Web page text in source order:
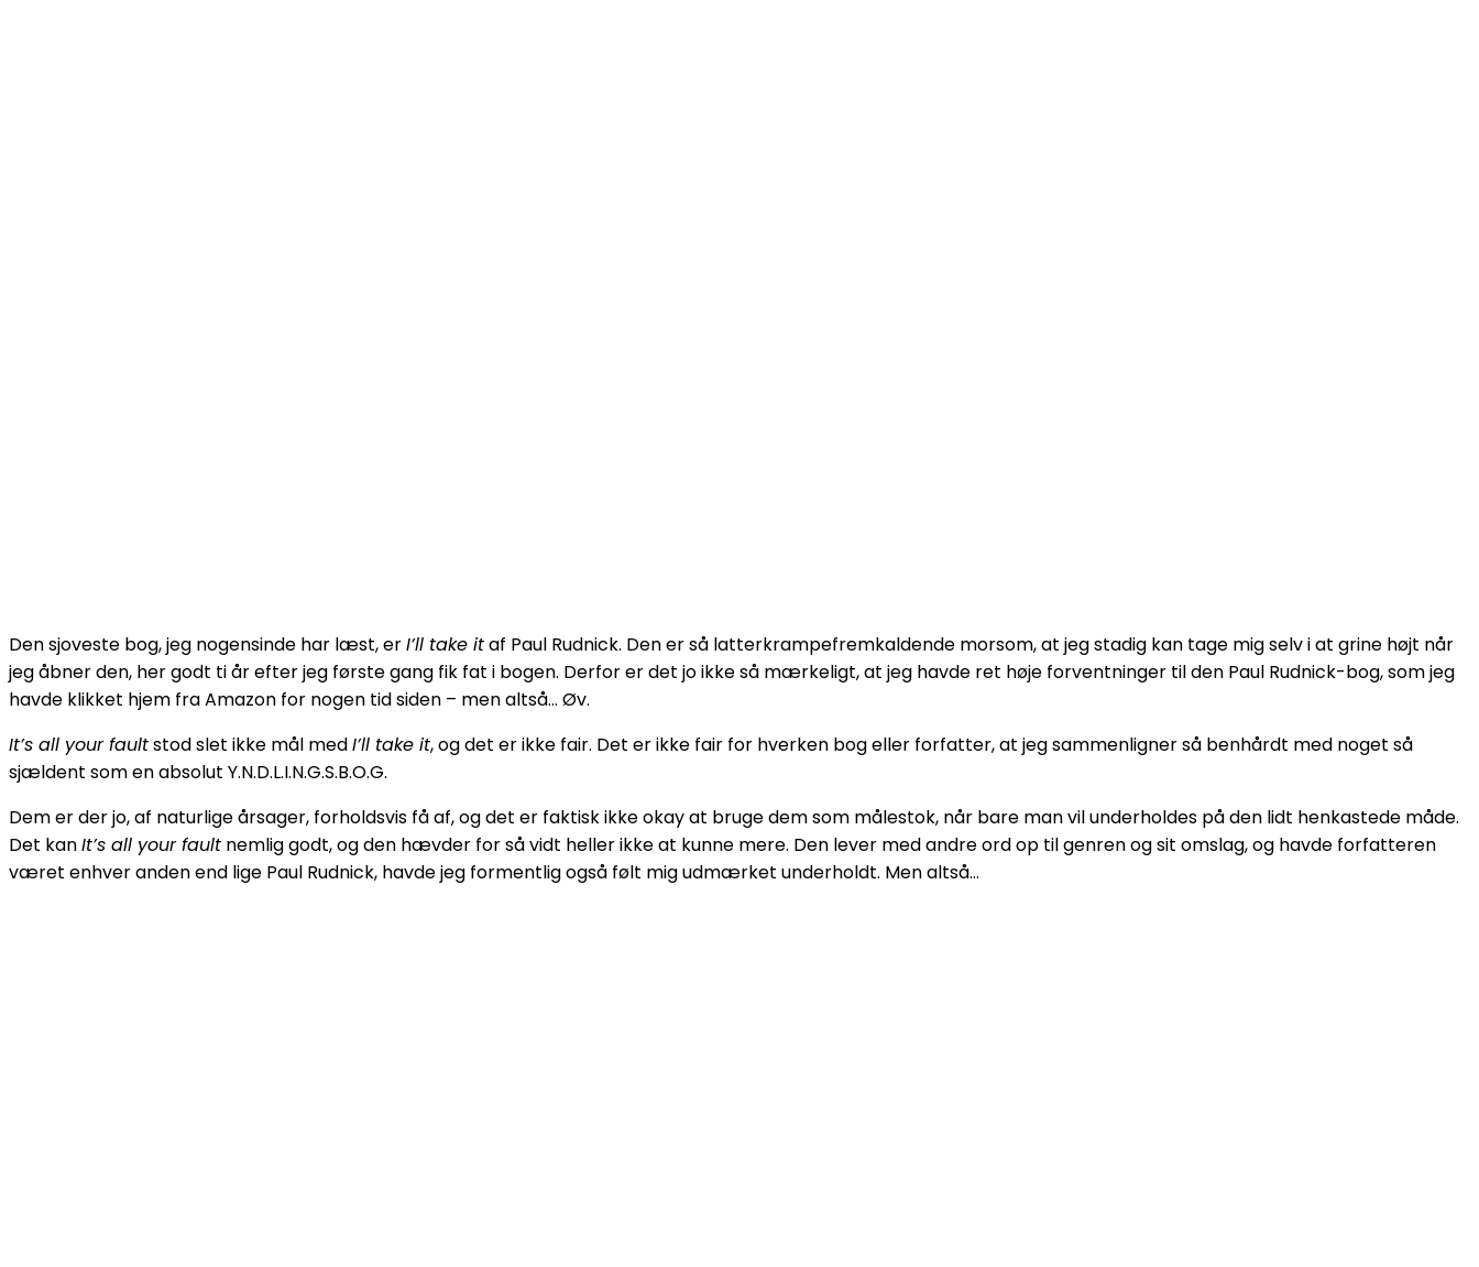
Den sjoveste bog, jeg nogensinde har læst, erI’ll take itaf Paul Rudnick. Den er så latterkrampefremkaldende morsom, at jeg stadig kan tage mig selv i at grine højt når
jeg åbner den, her godt ti år efter jeg første gang fik fat i bogen. Derfor er det jo ikke så mærkeligt, at jeg havde ret høje forventninger til den Paul Rudnick-bog, som jeg
havde klikket hjem fra Amazon for nogen tid siden – men altså… Øv.
It’s all your faultstod slet ikke mål medI’ll take it, og det er ikke fair. Det er ikke fair for hverken bog eller forfatter, at jeg sammenligner så benhårdt med noget så
sjældent som en absolut Y.N.D.L.I.N.G.S.B.O.G.
Dem er der jo, af naturlige årsager, forholdsvis få af, og det er faktisk ikke okay at bruge dem som målestok, når bare man vil underholdes på den lidt henkastede måde.
Det kanIt’s all your fault nemlig godt, og den hævder for så vidt heller ikke at kunne mere. Den lever med andre ord op til genren og sit omslag, og havde forfatteren
været enhver anden end lige Paul Rudnick, havde jeg formentlig også følt mig udmærket underholdt. Men altså…